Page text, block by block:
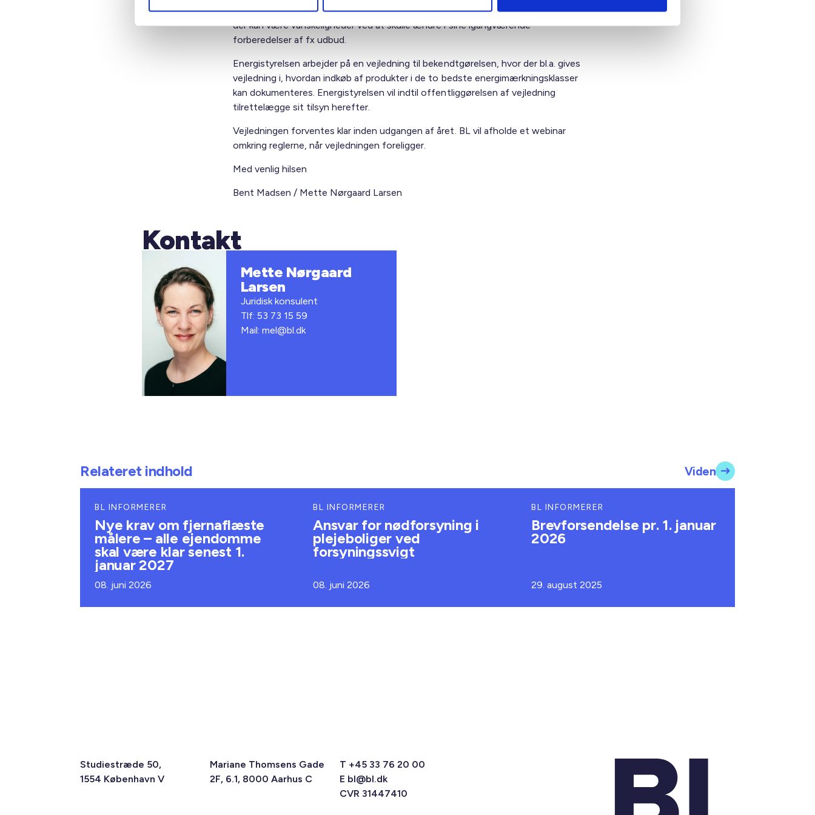
opmærksomme på omstillingsperioden umiddelbart efter 11. oktober 2025, og at
der kan være vanskeligheder ved at skulle ændre i sine igangværende
forberedelser af fx udbud.
Energistyrelsen arbejder på en vejledning til bekendtgørelsen, hvor der bl.a. gives
vejledning i, hvordan indkøb af produkter i de to bedste energimærkningsklasser
kan dokumenteres. Energistyrelsen vil indtil offentliggørelsen af vejledning
tilrettelægge sit tilsyn herefter.
Vejledningen forventes klar inden udgangen af året. BL vil afholde et webinar
omkring reglerne, når vejledningen foreligger.
Med venlig hilsen
Bent Madsen / Mette Nørgaard Larsen
Kontakt
Mette Nørgaard
Larsen
Juridisk konsulent
Tlf: 53 73 15 59
Mail: mel@bl.dk
Relateret indhold Viden
BL INFORMERER
Nye krav om fjernaflæste
målere – alle ejendomme
skal være klar senest 1.
januar 2027
08. juni 2026
BL INFORMERER
Ansvar for nødforsyning i
plejeboliger ved
forsyningssvigt
08. juni 2026
BL INFORMERER
Brevforsendelse pr. 1. januar
2026
29. august 2025
Studiestræde 50,
1554 København V
Mariane Thomsens Gade
2F, 6.1, 8000 Aarhus C
T +45 33 76 20 00
E bl@bl.dk
CVR 31447410